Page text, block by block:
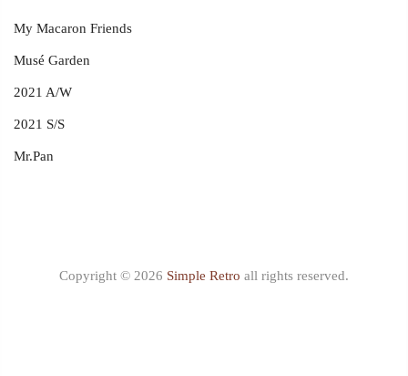
My Macaron Friends
Musé Garden
2021 A/W
2021 S/S
Mr.Pan
Copyright © 2026 Simple Retro all rights reserved.